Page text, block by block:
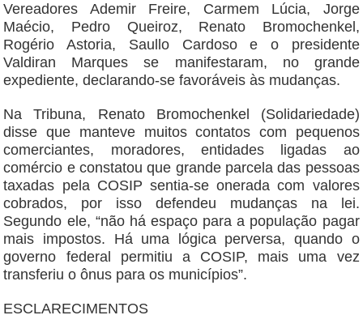
Vereadores Ademir Freire, Carmem Lúcia, Jorge
Maécio, Pedro Queiroz, Renato Bromochenkel,
Rogério Astoria, Saullo Cardoso e o presidente
Valdiran Marques se manifestaram, no grande
expediente, declarando-se favoráveis às mudanças.
Na Tribuna, Renato Bromochenkel (Solidariedade)
disse que manteve muitos contatos com pequenos
comerciantes, moradores, entidades ligadas ao
comércio e constatou que grande parcela das pessoas
taxadas pela COSIP sentia-se onerada com valores
cobrados, por isso defendeu mudanças na lei.
Segundo ele, “não há espaço para a população pagar
mais impostos. Há uma lógica perversa, quando o
governo federal permitiu a COSIP, mais uma vez
transferiu o ônus para os municípios”.
ESCLARECIMENTOS